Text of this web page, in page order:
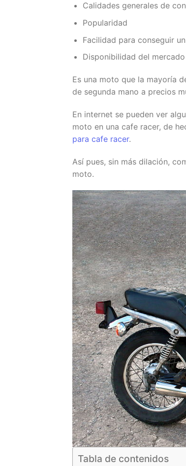
Calidades generales de
Popularidad
Facilidad para conseguir
Disponibilidad del
Es una moto que la mayoría
de segunda mano a precios
En internet se pueden ver
moto en una cafe racer, de
para cafe racer.
Así pues, sin más dilación,
moto.
Tabla de contenidos